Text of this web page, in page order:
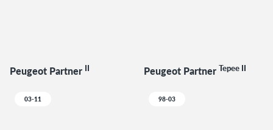
Peugeot Partner II Peugeot Partner Tepee II
03-11 98-03